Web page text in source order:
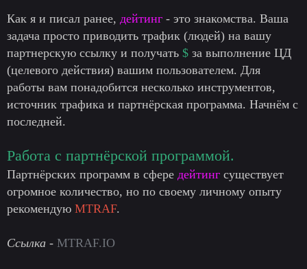
Как я и писал ранее, дейтинг - это знакомства. Ваша
задача просто приводить трафик (людей) на вашу
партнерскую ссылку и получать $ за выполнение ЦД
(целевого действия) вашим пользователем. Для
работы вам понадобится несколько инструментов,
источник трафика и партнёрская программа. Начнём с
последней.
Работа с партнёрской программой.
Партнёрских программ в сфере дейтинг существует
огромное количество, но по своему личному опыту
рекомендую MTRAF.
Ссылка - MTRAF.IO